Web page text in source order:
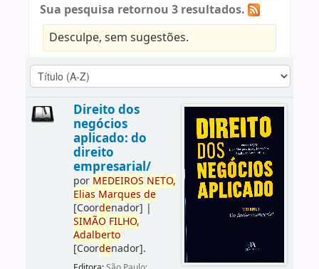
Sua pesquisa retornou 3 resultados.
Desculpe, sem sugestões.
Direito dos
negócios
aplicado: do
direito
empresarial/
por MEDEIROS NETO,
Elias Marques de
[Coordenador] |
SIMÃO FILHO,
Adalberto
[Coordenador].